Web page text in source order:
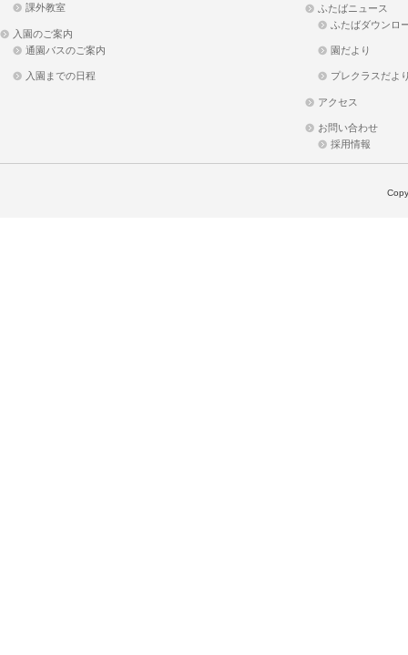
課外教室
入園のご案内
通園バスのご案内
入園までの日程
ふたばニュース
ふたばダウンロ
園だより
プレクラスだよ
アクセス
お問い合わせ
採用情報